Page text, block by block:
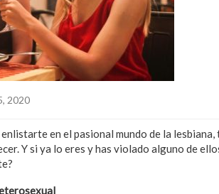
2020
en el pasional mundo de la
Y si ya lo eres y has violado alguno de